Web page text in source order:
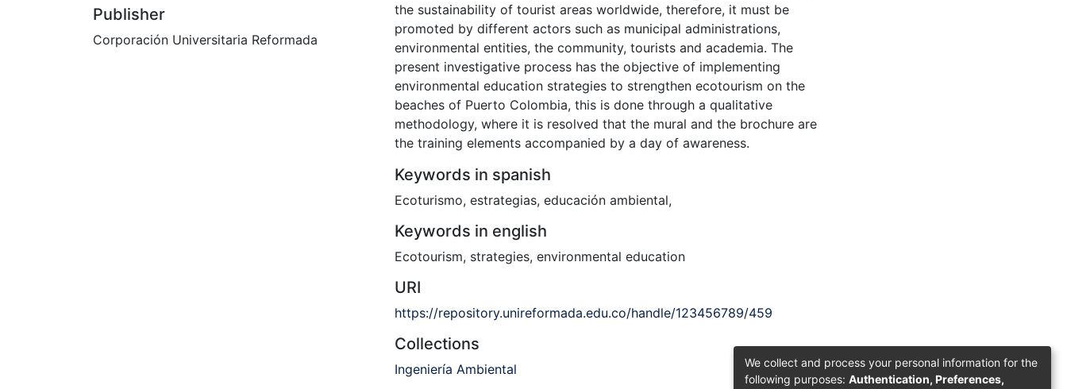
Publisher
Corporación Universitaria Reformada
the sustainability of tourist areas worldwide, therefore, it must be
promoted by different actors such as municipal administrations,
environmental entities, the community, tourists and academia. The
present investigative process has the objective of implementing
environmental education strategies to strengthen ecotourism on the
beaches of Puerto Colombia, this is done through a qualitative
methodology, where it is resolved that the mural and the brochure are
the training elements accompanied by a day of awareness.
Keywords in spanish
Ecoturismo, estrategias, educación ambiental,
Keywords in english
Ecotourism, strategies, environmental education
URI
https://repository.unireformada.edu.co/handle/123456789/459
Collections
Ingeniería Ambiental
We collect and process your personal information for the
following purposes: Authentication, Preferences,